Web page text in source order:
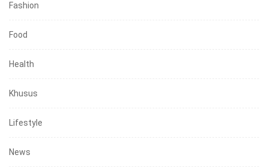
Fashion
Food
Health
Khusus
Lifestyle
News